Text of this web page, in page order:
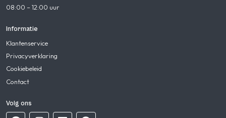
08:00 – 12:00 uur
Informatie
Klantenservice
Privacyverklaring
Cookiebeleid
Contact
Volg ons